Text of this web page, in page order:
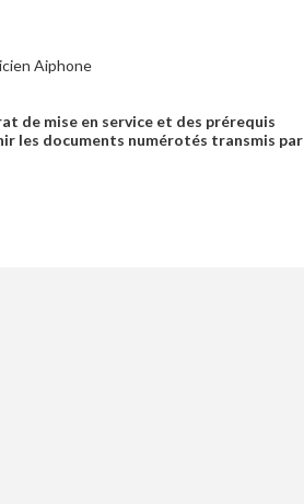
Aiphone
de mise en service et des prérequis
les documents numérotés transmis par